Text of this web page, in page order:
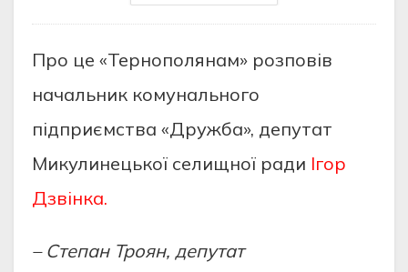
Про це «Тернополянам» розповів
начальник комунального
підприємства «Дружба», депутат
Микулинецької селищної ради Ігор
Дзвінка.
– Степан Троян, депутат